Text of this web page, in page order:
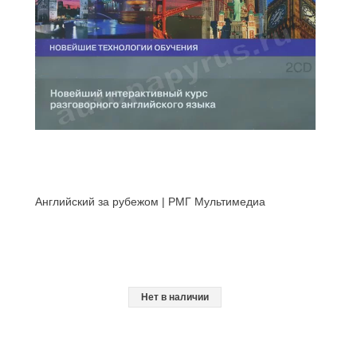
Английский за рубежом | РМГ Мультимедиа
Нет в наличии